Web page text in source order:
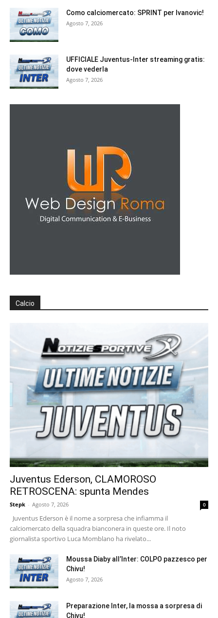
Como calciomercato: SPRINT per Ivanovic!
Agosto 7, 2026
UFFICIALE Juventus-Inter streaming gratis:
dove vederla
Agosto 7, 2026
Calcio
Juventus Ederson, CLAMOROSO
RETROSCENA: spunta Mendes
Stepk - Agosto 7, 2026 0
Juventus Ederson è il nome a sorpresa che infiamma il
calciomercato della squadra bianconera in queste ore. Il noto
giornalista sportivo Luca Momblano ha rivelato...
Moussa Diaby all’Inter: COLPO pazzesco per
Chivu!
Agosto 7, 2026
Preparazione Inter, la mossa a sorpresa di
Chivu!